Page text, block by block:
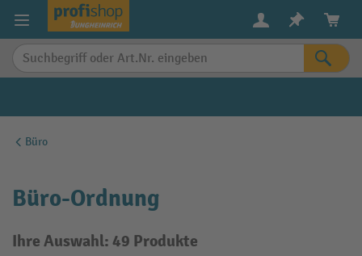
springen
Büro
Büro-Ordnung
Ihre Auswahl: 49 Produkte